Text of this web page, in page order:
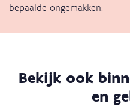
bepaalde ongemakken.
Bekijk ook
en